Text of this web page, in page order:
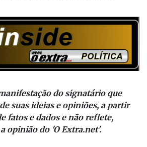
do signatário que
suas ideias e opiniões, a partir
fatos e dados e não reflete,
opinião do 'O Extra.net'.